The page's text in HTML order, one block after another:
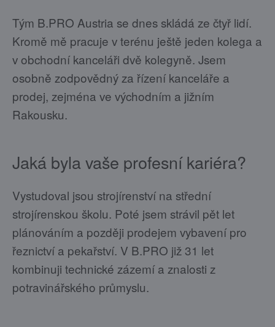
Tým B.PRO Austria se dnes skládá ze čtyř lidí.
Kromě mě pracuje v terénu ještě jeden kolega a
v obchodní kanceláři dvě kolegyně. Jsem
osobně zodpovědný za řízení kanceláře a
prodej, zejména ve východním a jižním
Rakousku.
Jaká byla vaše profesní kariéra?
Vystudoval jsou strojírenství na střední
strojírenskou školu. Poté jsem strávil pět let
plánováním a později prodejem vybavení pro
řeznictví a pekařství. V B.PRO již 31 let
kombinuji technické zázemí a znalosti z
potravinářského průmyslu.